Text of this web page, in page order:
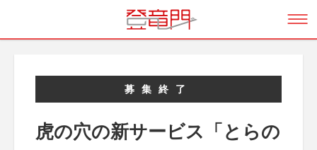
募集終了
虎の穴の新サービス「とらの